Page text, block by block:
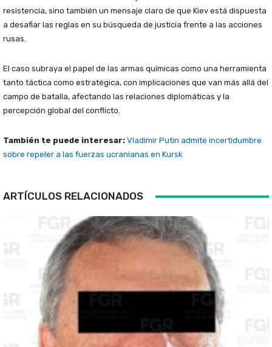
resistencia, sino también un mensaje claro de que Kiev está dispuesta
a desafiar las reglas en su búsqueda de justicia frente a las acciones
rusas.
El caso subraya el papel de las armas químicas como una herramienta
tanto táctica como estratégica, con implicaciones que van más allá del
campo de batalla, afectando las relaciones diplomáticas y la
percepción global del conflicto.
También te puede interesar: Vladimir Putin admite incertidumbre
sobre repeler a las fuerzas ucranianas en Kursk
ARTÍCULOS RELACIONADOS